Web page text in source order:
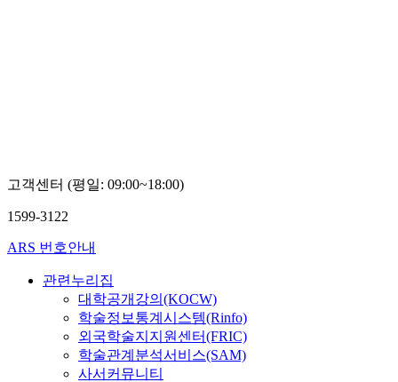
고객센터 (평일: 09:00~18:00)
1599-3122
ARS 번호안내
관련누리집
대학공개강의(KOCW)
학술정보통계시스템(Rinfo)
외국학술지지원센터(FRIC)
학술관계분석서비스(SAM)
사서커뮤니티